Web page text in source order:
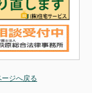
ージへ戻る